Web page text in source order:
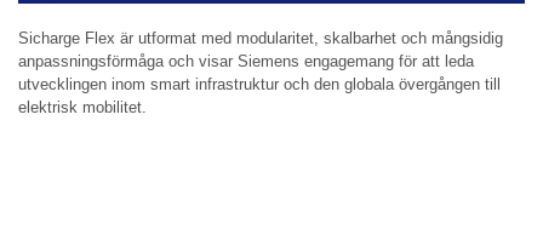
Sicharge Flex är utformat med modularitet, skalbarhet och mångsidig
anpassningsförmåga och visar Siemens engagemang för att leda
utvecklingen inom smart infrastruktur och den globala övergången till
elektrisk mobilitet.